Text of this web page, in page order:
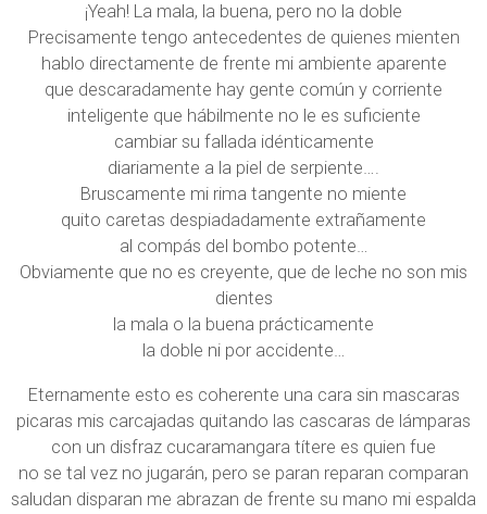
¡Yeah! La mala, la buena, pero no la doble
Precisamente tengo antecedentes de quienes mienten
hablo directamente de frente mi ambiente aparente
que descaradamente hay gente común y corriente
inteligente que hábilmente no le es suficiente
cambiar su fallada idénticamente
diariamente a la piel de serpiente….
Bruscamente mi rima tangente no miente
quito caretas despiadadamente extrañamente
al compás del bombo potente…
Obviamente que no es creyente, que de leche no son mis
dientes
la mala o la buena prácticamente
la doble ni por accidente…
Eternamente esto es coherente una cara sin mascaras
picaras mis carcajadas quitando las cascaras de lámparas
con un disfraz cucaramangara títere es quien fue
no se tal vez no jugarán, pero se paran reparan comparan
saludan disparan me abrazan de frente su mano mi espalda